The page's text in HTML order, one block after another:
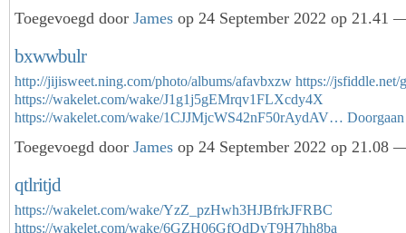
Toegevoegd door James op 24 September 2022 op 21.41
bxwwbulr
http://jijisweet.ning.com/photo/albums/afavbxzw https://jsfiddle.net/
https://wakelet.com/wake/J1g1j5gEMrqv1FLXcdy4X
https://wakelet.com/wake/1CJJMjcWS42nF50rAydAV… Doorgaan
Toegevoegd door James op 24 September 2022 op 21.08
qtlritjd
https://wakelet.com/wake/YzZ_pzHwh3HJBfrkJFRBC
https://wakelet.com/wake/6GZH06GfQdDyT9H7hh8ba